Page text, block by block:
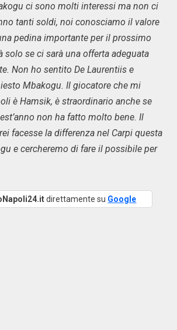
ci sono molti interessi ma non ci
tanti soldi, noi conosciamo il valore
pedina importante per il prossimo
solo se ci sarà una offerta adeguata
Non ho sentito De Laurentiis e
Mbakogu. Il giocatore che mi
è Hamsik, è straordinario anche se
non ha fatto molto bene. Il
facesse la differenza nel Carpi questa
e cercheremo di fare il possibile per
direttamente su Google